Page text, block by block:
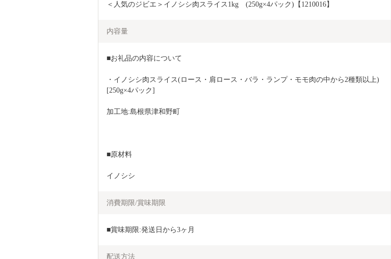
＜人気のジビエ＞イノシシ肉スライス1kg　(250g×4パック)【1210016】
内容量
■お礼品の内容について
・イノシシ肉スライス(ロース・肩ロース・バラ・ランプ・モモ肉の中から2種類以上)
[250g×4パック]
加工地:島根県津和野町
■原材料
イノシシ
消費期限/賞味期限
■賞味期限:発送日から3ヶ月
配送方法